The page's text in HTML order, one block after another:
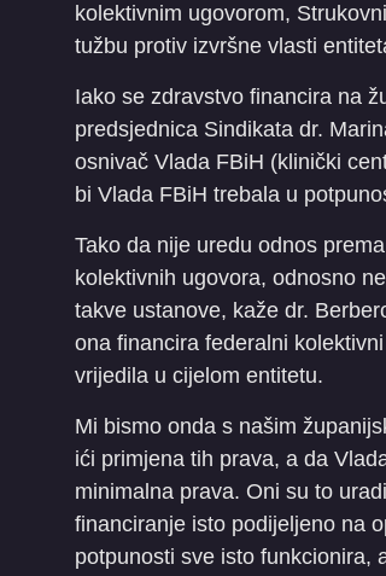
kolektivnim ugovorom,
tužbu protiv izvršne vlasti
Iako se zdravstvo financira na
predsjednica Sindikata dr.
osnivač Vlada FBiH (klinički
bi Vlada FBiH trebala u
Tako da nije uredu odnos
kolektivnih ugovora, odnosno
takve ustanove, kaže dr.
ona financira federalni
vrijedila u cijelom entitetu.
Mi bismo onda s našim
ići primjena tih prava, a da
minimalna prava. Oni su to
financiranje isto podijeljeno na
potpunosti sve isto funkcionira,